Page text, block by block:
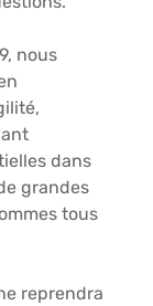
nous
dans
grandes
tous
reprendra